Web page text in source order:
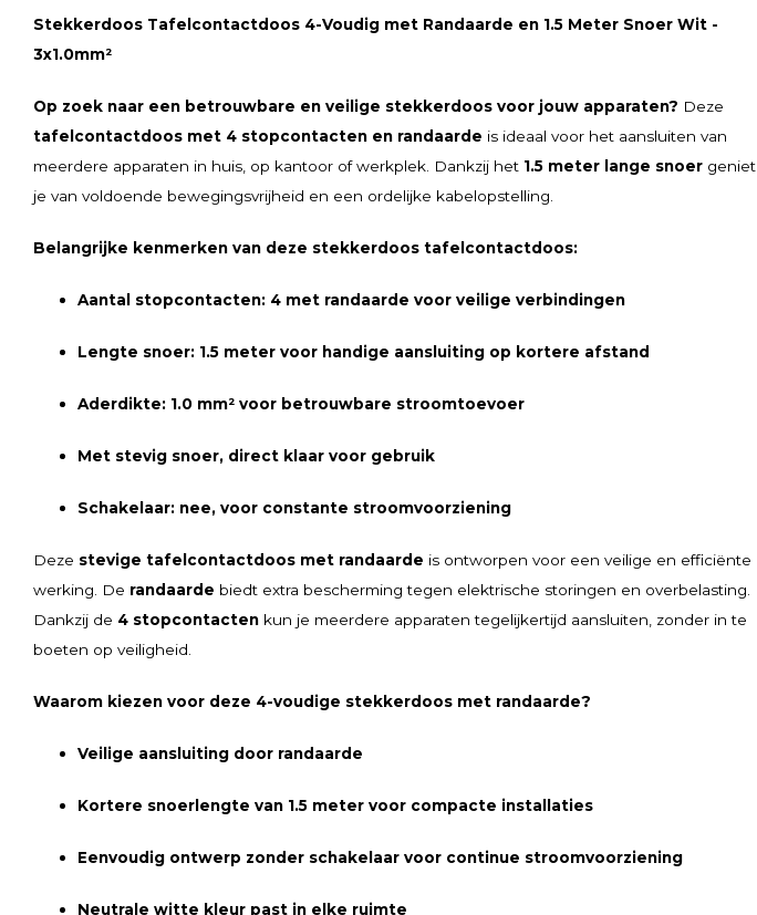
Stekkerdoos Tafelcontactdoos 4-Voudig met Randaarde en 1.5 Meter Snoer Wit -
3x1.0mm²
Op zoek naar een betrouwbare en veilige stekkerdoos voor jouw apparaten? Deze
tafelcontactdoos met 4 stopcontacten en randaarde is ideaal voor het aansluiten van
meerdere apparaten in huis, op kantoor of werkplek. Dankzij het 1.5 meter lange snoer geniet
je van voldoende bewegingsvrijheid en een ordelijke kabelopstelling.
Belangrijke kenmerken van deze stekkerdoos tafelcontactdoos:
Aantal stopcontacten: 4 met randaarde voor veilige verbindingen
Lengte snoer: 1.5 meter voor handige aansluiting op kortere afstand
Aderdikte: 1.0 mm² voor betrouwbare stroomtoevoer
Met stevig snoer, direct klaar voor gebruik
Schakelaar: nee, voor constante stroomvoorziening
Deze stevige tafelcontactdoos met randaarde is ontworpen voor een veilige en efficiënte
werking. De randaarde biedt extra bescherming tegen elektrische storingen en overbelasting.
Dankzij de 4 stopcontacten kun je meerdere apparaten tegelijkertijd aansluiten, zonder in te
boeten op veiligheid.
Waarom kiezen voor deze 4-voudige stekkerdoos met randaarde?
Veilige aansluiting door randaarde
Kortere snoerlengte van 1.5 meter voor compacte installaties
Eenvoudig ontwerp zonder schakelaar voor continue stroomvoorziening
Neutrale witte kleur past in elke ruimte